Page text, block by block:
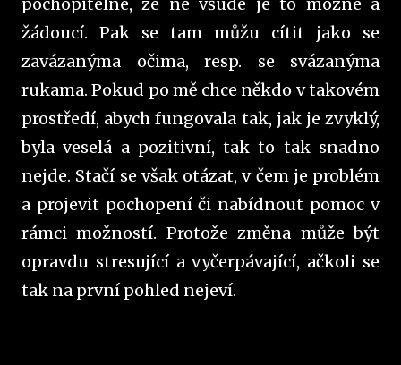
žádoucí. Pak se tam můžu cítit jako se
zavázanýma očima, resp. se svázanýma
rukama. Pokud po mě chce někdo v takovém
prostředí, abych fungovala tak, jak je zvyklý,
byla veselá a pozitivní, tak to tak snadno
nejde. Stačí se však otázat, v čem je problém
a projevit pochopení či nabídnout pomoc v
rámci možností. Protože změna může být
opravdu stresující a vyčerpávající, ačkoli se
tak na první pohled nejeví.